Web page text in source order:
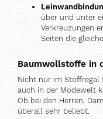
über und unter
Verkreuzungen
Seiten die
Baumwollstoffe in
Nicht nur im
auch in der Modewelt
Ob bei den Herren,
überall sehr beliebt.